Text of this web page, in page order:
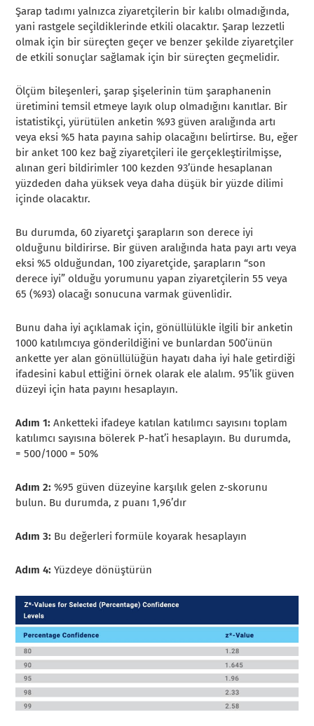
Şarap tadımı yalnızca ziyaretçilerin bir kalıbı olmadığında,
yani rastgele seçildiklerinde etkili olacaktır. Şarap lezzetli
olmak için bir süreçten geçer ve benzer şekilde ziyaretçiler
de etkili sonuçlar sağlamak için bir süreçten geçmelidir.
Ölçüm bileşenleri, şarap şişelerinin tüm şaraphanenin
üretimini temsil etmeye layık olup olmadığını kanıtlar. Bir
istatistikçi, yürütülen anketin %93 güven aralığında artı
veya eksi %5 hata payına sahip olacağını belirtirse. Bu, eğer
biranket100 kez bağ ziyaretçileri ile gerçekleştirilmişse,
alınan geri bildirimler 100 kezden 93’ünde hesaplanan
yüzdeden daha yüksek veya daha düşük bir yüzde dilimi
içinde olacaktır.
Bu durumda, 60 ziyaretçi şarapların son derece iyi
olduğunu bildirirse. Bir güven aralığında hata payı artı veya
eksi %5 olduğundan, 100 ziyaretçide, şarapların “son
derece iyi” olduğu yorumunu yapan ziyaretçilerin 55 veya
65 (%93) olacağı sonucuna varmak güvenlidir.
Bunu daha iyi açıklamak için, gönüllülükle ilgili bir anketin
1000 katılımcıya gönderildiğini ve bunlardan 500’ünün
ankette yer alan gönüllülüğün hayatı daha iyi hale getirdiği
ifadesini kabul ettiğini örnek olarak ele alalım. 95’lik güven
düzeyi için hata payını hesaplayın.
Adım 1: Anketteki ifadeye katılan katılımcı sayısını toplam
katılımcı sayısına bölerek P-hat’i hesaplayın. Bu durumda,
= 500/1000 = 50%
Adım 2: %95 güven düzeyine karşılık gelen z-skorunu
bulun. Bu durumda, z puanı 1,96’dır
Adım 3: Bu değerleri formüle koyarak hesaplayın
Adım 4: Yüzdeye dönüştürün